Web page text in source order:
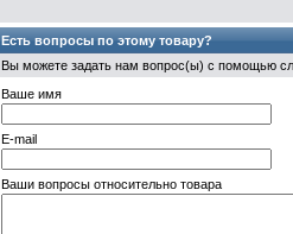
Есть вопросы по этому товару?
Вы можете задать нам вопрос(ы) с помощью
Ваше имя
E-mail
Ваши вопросы относительно товара